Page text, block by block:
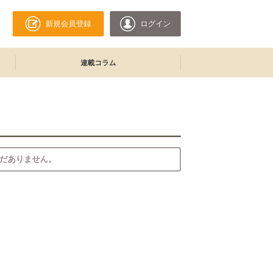
新規会員登録 ログイン
連載コラム
ありません。